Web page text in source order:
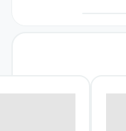
آمریکایی،
درونی